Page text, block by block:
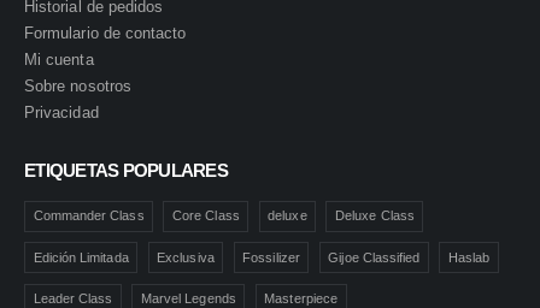
Historial de pedidos
Formulario de contacto
Mi cuenta
Sobre nosotros
Privacidad
ETIQUETAS POPULARES
Commander Class Core Class deluxe Deluxe Class
Edición Limitada Exclusiva Fossilizer Gijoe Classified Haslab
Leader Class Marvel Legends Masterpiece